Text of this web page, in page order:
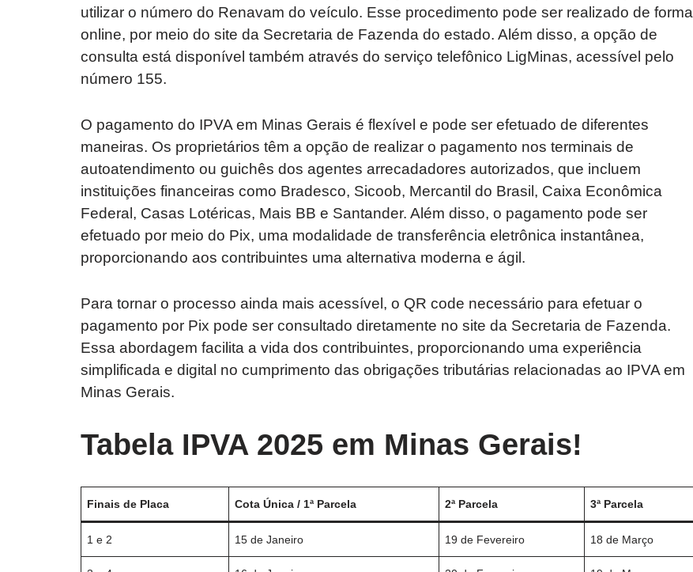
utilizar o número do Renavam do veículo. Esse procedimento pode ser realizado de forma
online, por meio do site da Secretaria de Fazenda do estado. Além disso, a opção de
consulta está disponível também através do serviço telefônico LigMinas, acessível pelo
número 155.
O pagamento do IPVA em Minas Gerais é flexível e pode ser efetuado de diferentes
maneiras. Os proprietários têm a opção de realizar o pagamento nos terminais de
autoatendimento ou guichês dos agentes arrecadadores autorizados, que incluem
instituições financeiras como Bradesco, Sicoob, Mercantil do Brasil, Caixa Econômica
Federal, Casas Lotéricas, Mais BB e Santander. Além disso, o pagamento pode ser
efetuado por meio do Pix, uma modalidade de transferência eletrônica instantânea,
proporcionando aos contribuintes uma alternativa moderna e ágil.
Para tornar o processo ainda mais acessível, o QR code necessário para efetuar o
pagamento por Pix pode ser consultado diretamente no site da Secretaria de Fazenda.
Essa abordagem facilita a vida dos contribuintes, proporcionando uma experiência
simplificada e digital no cumprimento das obrigações tributárias relacionadas ao IPVA em
Minas Gerais.
Tabela IPVA 2025 em Minas Gerais!
Finais de Placa Cota Única / 1ª Parcela 2ª Parcela 3ª Parcela
1 e 2 15 de Janeiro 19 de Fevereiro 18 de Março